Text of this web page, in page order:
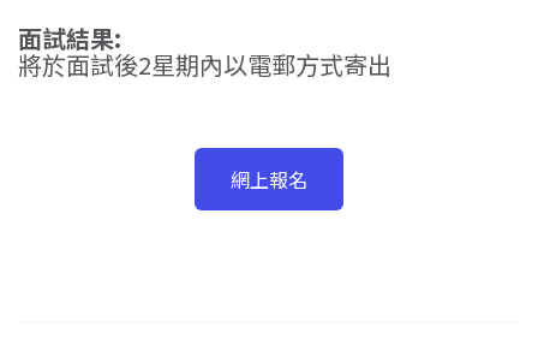
面試結果:
將於面試後2星期內以電郵方式寄出
網上報名